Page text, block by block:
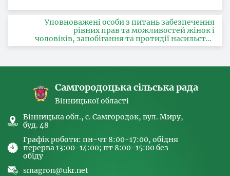
Уповноважені особи з питань забезпечення
рівних прав та можливостей жінок і
чоловіків, запобігання та протидії насильству
за ознакою статі, з питань здійснення заходів,
Самгородоцька сільська рада
Вінницької області
Вінницька обл., с. Самгородок, вул. Миру,
буд. 48
Графік роботи: пн-чт 8:00-17:00, обідня
перерва 13:00-14:00; пт 8:00-15:00 без
обіду
smagron@ukr.net